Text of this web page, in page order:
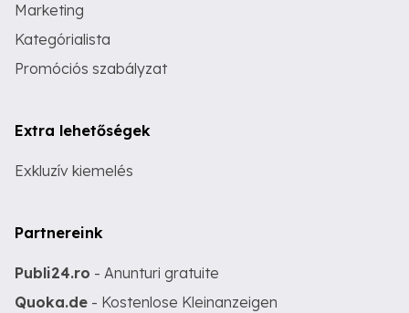
Marketing
Kategórialista
Promóciós szabályzat
Extra lehetőségek
Exkluzív kiemelés
Partnereink
Publi24.ro - Anunturi gratuite
Quoka.de - Kostenlose Kleinanzeigen